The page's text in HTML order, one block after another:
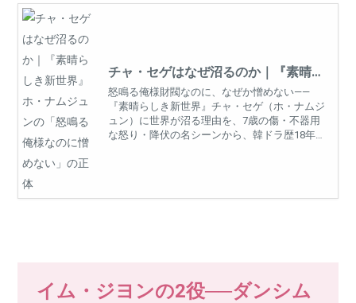
チャ・セゲはなぜ沼るのか｜『素晴ら
しき新世界』ホ・ナムジュンの「怒鳴
る俺様なのに憎めない」の正体
怒鳴る俺様財閥なのに、なぜか憎めない——
『素晴らしき新世界』チャ・セゲ（ホ・ナムジ
ュン）に世界が沼る理由を、7歳の傷・不器用
な怒り・降伏の名シーンから、韓ドラ歴18年
イム・ジヨンの2役──ダンシム